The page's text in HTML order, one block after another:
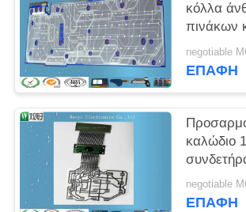
κόλλα
πινάκων
της PET
το
negotiable
ΕΠΑΦΉ
καλώδιο
στρώματα
ΕΠΑΦΉ